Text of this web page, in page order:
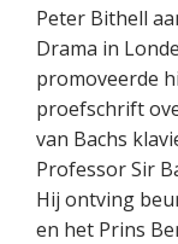
Peter Bithell
Drama in
promoveerde
proefschrift
van Bachs
Professor Sir
Hij ontving
en het Prins